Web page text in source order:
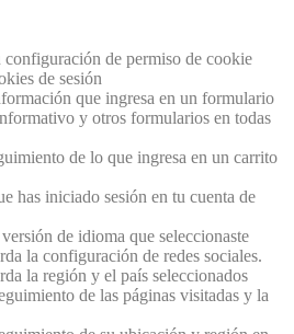
configuración de permiso de cookie
de sesión
que ingresa en un formulario
y otros formularios en todas
de lo que ingresa en un carrito
has iniciado sesión en tu cuenta de
de idioma que seleccionaste
la configuración de redes sociales.
la región y el país seleccionados
de las páginas visitadas y la